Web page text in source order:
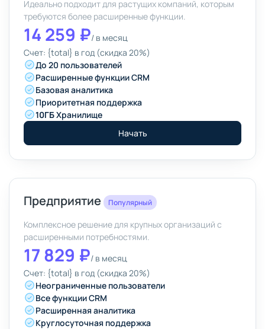
Идеально подходит для растущих компаний, которым
требуются более расширенные функции.
14 259 ₽/ в месяц
Счет: {total} в год (скидка 20%)
До 20 пользователей
Расширенные функции CRM
Базовая аналитика
Приоритетная поддержка
10ГБХранилище
Начать
Предприятие Популярный
Комплексное решение для крупных организаций с
расширенными потребностями.
17 829 ₽/ в месяц
Счет: {total} в год (скидка 20%)
Неограниченные пользователи
Все функции CRM
Расширенная аналитика
Круглосуточная поддержка